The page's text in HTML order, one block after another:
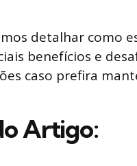
detalhar como
benefícios e
caso prefira
Artigo: